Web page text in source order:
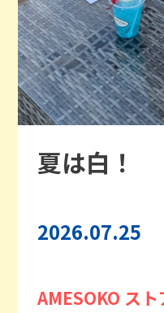
夏は白！
2026.07.25
AMESOKO スト